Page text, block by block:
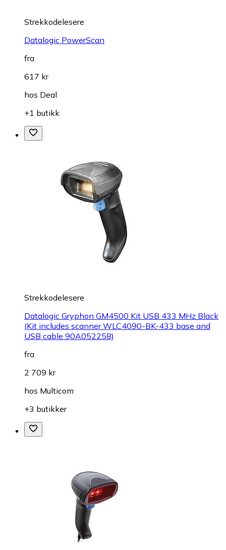
Strekkodelesere
Datalogic PowerScan
fra
617 kr
hos Deal
+1 butikk
Strekkodelesere
Datalogic Gryphon GM4500 Kit USB 433 MHz Black
(Kit includes scanner WLC4090-BK-433 base and
USB cable 90A052258)
fra
2 709 kr
hos Multicom
+3 butikker